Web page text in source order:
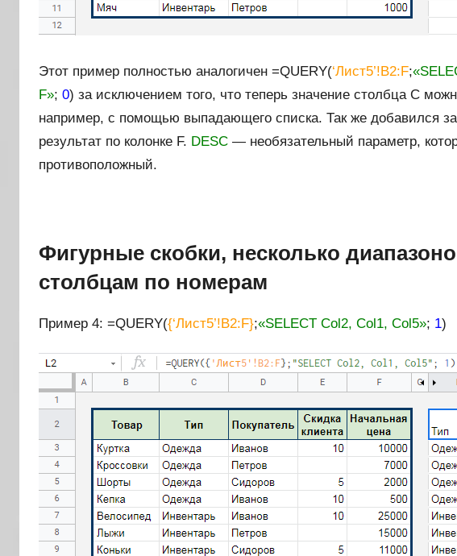
Этот пример полностью аналогичен =QUERY(‘Лист5’!B2:F;
F»; 0) за исключением того, что теперь значение столбца С
например, с помощью выпадающего списка. Так же добавился
результат по колонке F. DESC — необязательный параметр,
противоположный.
Фигурные скобки, несколько
столбцам по номерам
Пример 4: =QUERY({‘Лист5’!B2:F};«SELECT Col2, Col1, Col5»; 1)